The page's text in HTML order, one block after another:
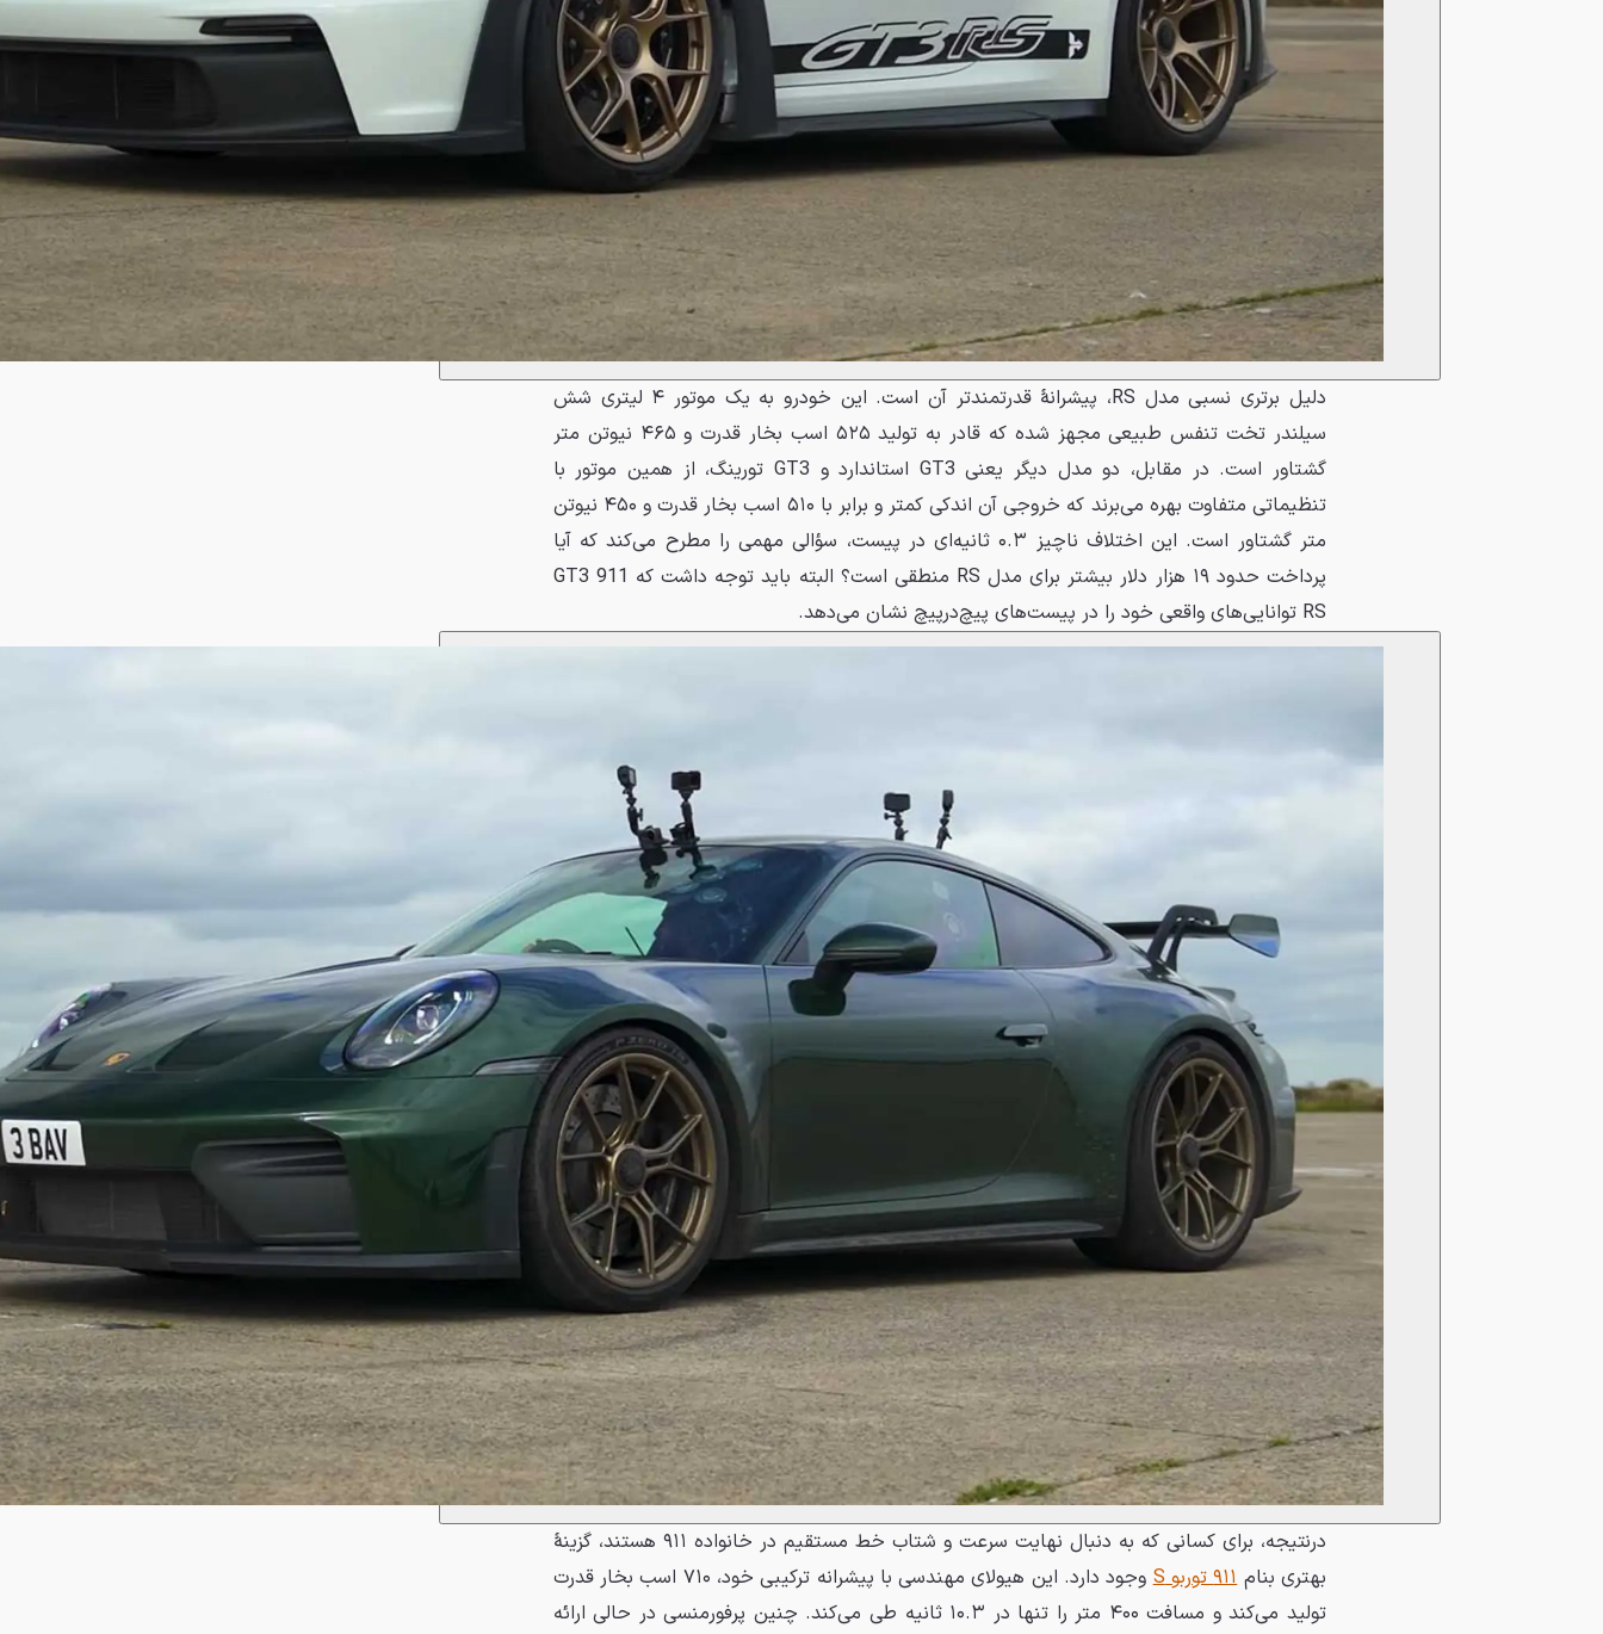
دلیل برتری نسبی مدل RS، پیشرانهٔ قدرتمندتر آن است. این خودرو به یک موتور ۴ لیتری شش
سیلندر تخت تنفس طبیعی مجهز شده که قادر به تولید ۵۲۵ اسب بخار قدرت و ۴۶۵ نیوتن ‌متر
گشتاور است. در مقابل، دو مدل دیگر یعنی GT3 استاندارد و GT3 تورینگ، از همین موتور با
تنظیماتی متفاوت بهره می‌برند که خروجی آن اندکی کمتر و برابر با ۵۱۰ اسب بخار قدرت و ۴۵۰ نیوتن‌
متر گشتاور است. این اختلاف ناچیز ۰.۳ ثانیه‌ای در پیست، سؤالی مهمی را مطرح می‌کند که آیا
پرداخت حدود ۱۹ هزار دلار بیشتر برای مدل RS منطقی است؟ البته باید توجه داشت که 911 GT3
RS توانایی‌های واقعی خود را در پیست‌های پیچ‌درپیچ نشان می‌دهد.
درنتیجه، برای کسانی که به دنبال نهایت سرعت و شتاب خط مستقیم در خانواده ۹۱۱ هستند، گزینهٔ
بهتری بنام۹۱۱ توربو S
وجود دارد. این هیولای مهندسی با پیشرانه ترکیبی خود، ۷۱۰ اسب بخار قدرت
تولید می‌کند و مسافت ۴۰۰ متر را تنها در ۱۰.۳ ثانیه طی می‌کند. چنین پرفورمنسی در حالی ارائه